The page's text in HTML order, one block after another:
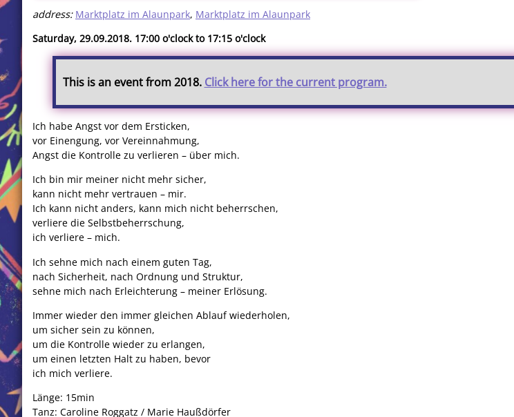
address: Marktplatz im Alaunpark, Marktplatz im Alaunpark
Saturday, 29.09.2018. 17:00 o'clock to 17:15 o'clock
This is an event from 2018. Click here for the current program.
Ich habe Angst vor dem Ersticken,
vor Einengung, vor Vereinnahmung,
Angst die Kontrolle zu verlieren – über mich.
Ich bin mir meiner nicht mehr sicher,
kann nicht mehr vertrauen – mir.
Ich kann nicht anders, kann mich nicht beherrschen,
verliere die Selbstbeherrschung,
ich verliere – mich.
Ich sehne mich nach einem guten Tag,
nach Sicherheit, nach Ordnung und Struktur,
sehne mich nach Erleichterung – meiner Erlösung.
Immer wieder den immer gleichen Ablauf wiederholen,
um sicher sein zu können,
um die Kontrolle wieder zu erlangen,
um einen letzten Halt zu haben, bevor
ich mich verliere.
Länge: 15min
Tanz: Caroline Roggatz / Marie Haußdörfer